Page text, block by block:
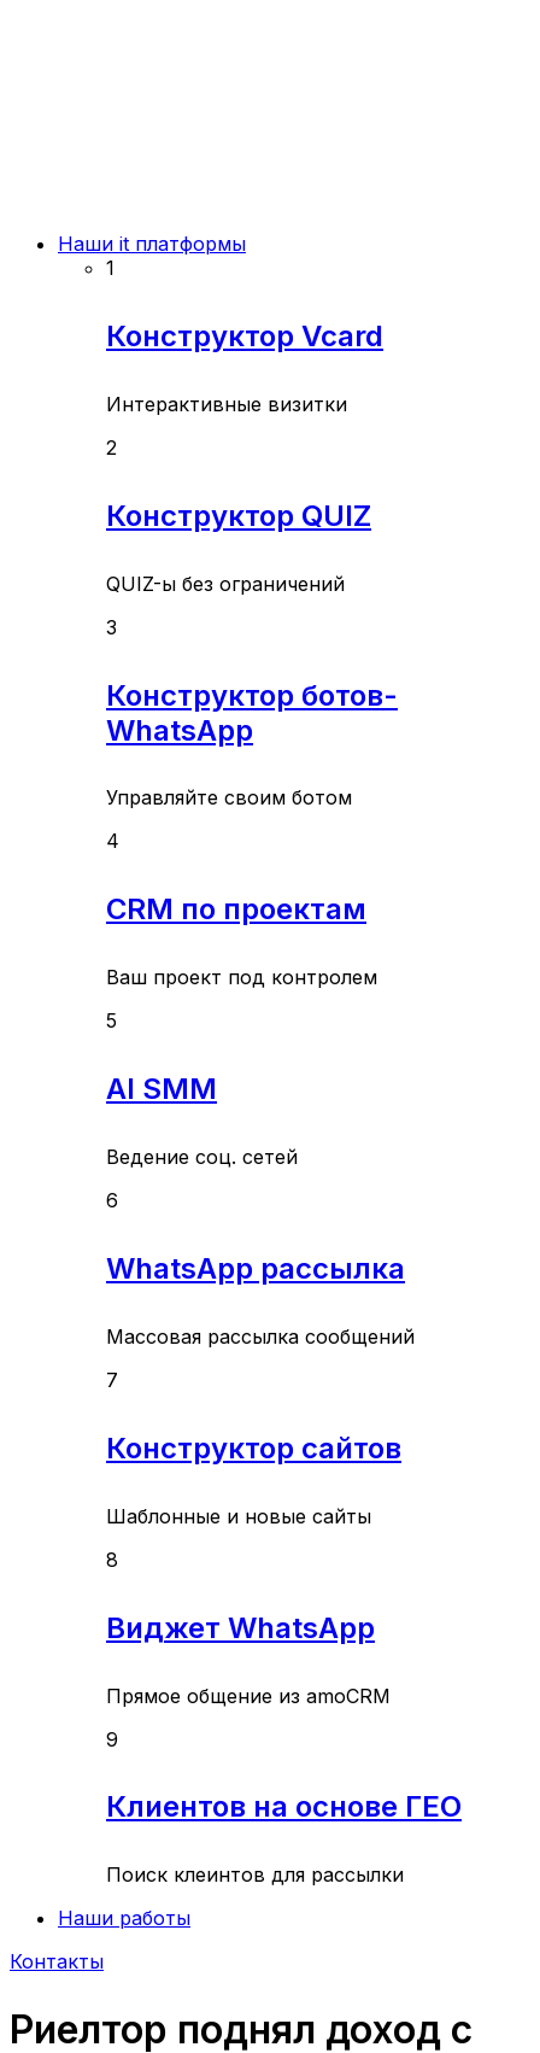
Наши it платформы
1
Конструктор Vcard
Интерактивные визитки
2
Конструктор QUIZ
QUIZ-ы без ограничений
3
Конструктор ботов-
WhatsApp
Управляйте своим ботом
4
CRM по проектам
Ваш проект под контролем
5
AI SMM
Ведение соц. сетей
6
WhatsApp рассылка
Массовая рассылка сообщений
7
Конструктор сайтов
Шаблонные и новые сайты
8
Виджет WhatsApp
Прямое общение из amoCRM
9
Клиентов на основе ГЕО
Поиск клеинтов для рассылки
Наши работы
Контакты
Риелтор поднял доход с